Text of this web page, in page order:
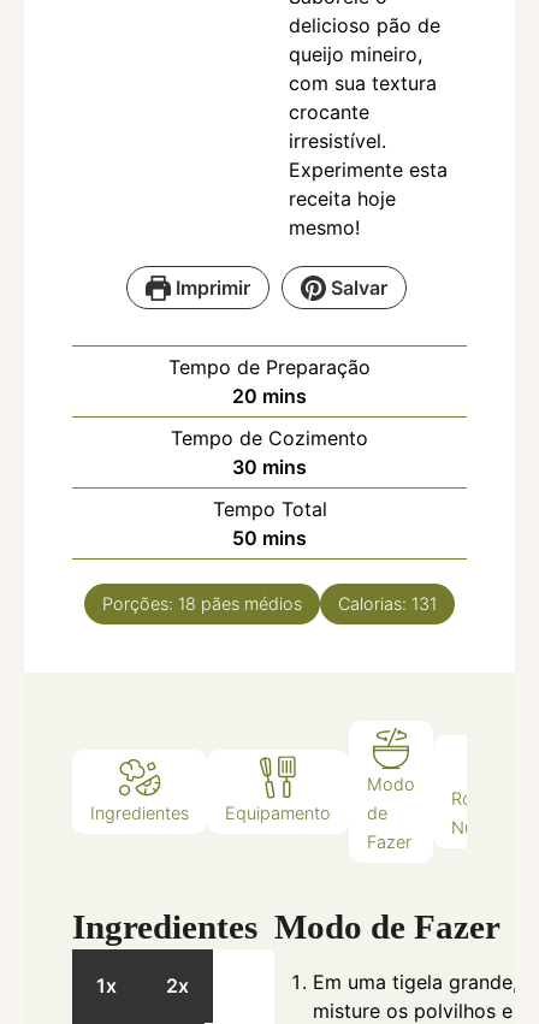
delicioso pão de
queijo mineiro,
com sua textura
crocante
irresistível.
Experimente esta
receita hoje
mesmo!
Imprimir Salvar
Tempo de Preparação
20 mins
Tempo de Cozimento
30 mins
Tempo Total
50 mins
Porções: 18 pães médios Calorias: 131
Ingredientes Equipamento
Modo
de
Fazer
Rótulo
Nutricional
Ingredientes
1x 2x
Modo de Fazer
Em uma tigela grande,
misture os polvilhos e o